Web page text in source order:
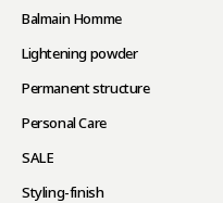
Balmain Homme
Lightening powder
Permanent structure
Personal Care
SALE
Styling-finish